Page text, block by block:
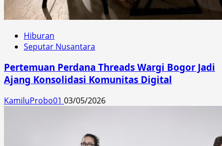
Hiburan
Seputar Nusantara
Pertemuan Perdana Threads Wargi Bogor Jadi
Ajang Konsolidasi Komunitas Digital
KamiluProbo01 03/05/2026